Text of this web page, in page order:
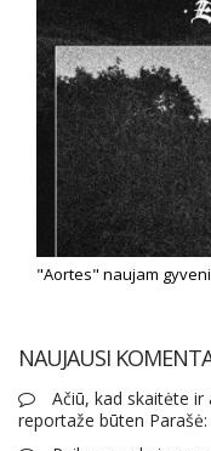
"Aortes" naujam
NAUJAUSI
Ačiū, kad skaitėte
reportaže būten Parašė: